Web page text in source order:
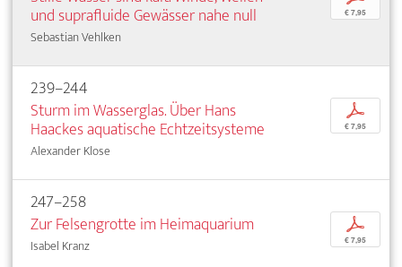
und suprafluide Gewässer nahe null
Sebastian Vehlken
€ 7,95
239–244
Sturm im Wasserglas. Über Hans
Haackes aquatische Echtzeitsysteme
Alexander Klose
p
€ 7,95
247–258
Zur Felsengrotte im Heimaquarium
Isabel Kranz
p
€ 7,95